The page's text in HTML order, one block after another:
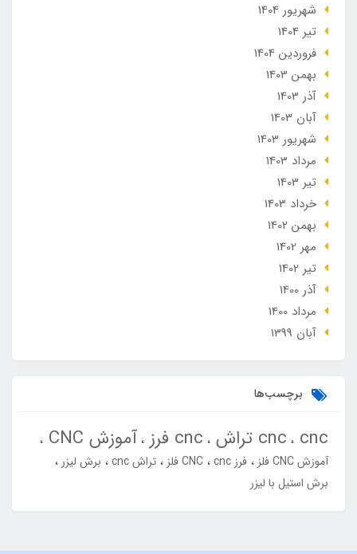
شهریور 1404
تير 1404
فروردین 1404
بهمن 1403
آذر 1403
آبان 1403
شهریور 1403
مرداد 1403
تير 1403
خرداد 1403
بهمن 1402
مهر 1402
تير 1402
آذر 1400
مرداد 1400
آبان 1399
برچسب‌ها
cnc cnc تراش cnc فرز آموزش CNC
آموزش CNC فلز فرز cnc CNC فلز تراش cnc
برش لیزر
برش استیل با لیزر